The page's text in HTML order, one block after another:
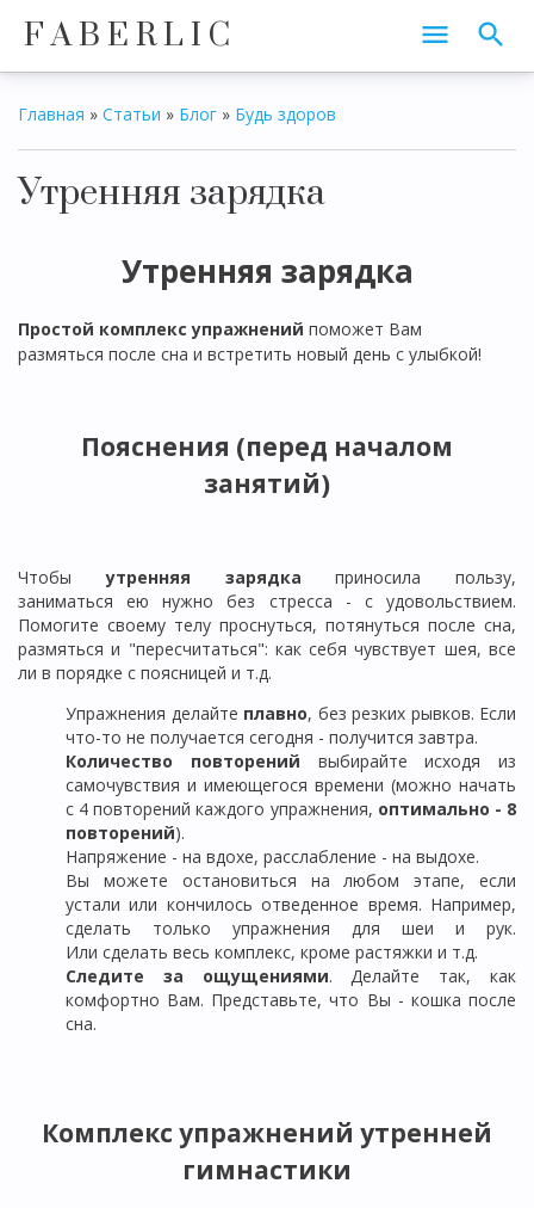
F A B E R L I C
Главная » Статьи » Блог » Будь здоров
Утренняя зарядка
Утренняя зарядка
Простой комплекс упражнений поможет Вам
размяться после сна и встретить новый день с улыбкой!
Пояснения (перед началом
занятий)
Чтобыутренняя зарядка приносила пользу,
заниматься ею нужно без стресса - с удовольствием.
Помогите своему телу проснуться, потянуться после сна,
размяться и "пересчитаться": как себя чувствует шея, все
ли в порядке с поясницей и т.д.
Упражнения делайте плавно, без резких рывков. Если
что-то не получается сегодня - получится завтра.
Количество повторений выбирайте исходя из
самочувствия и имеющегося времени (можно начать
с 4 повторений каждого упражнения, оптимально - 8
повторений).
Напряжение - на вдохе, расслабление - на выдохе.
Вы можете остановиться на любом этапе, если
устали или кончилось отведенное время. Например,
сделать только упражнения для шеи и рук.
Или сделать весь комплекс, кроме растяжки и т.д.
Следите за ощущениями. Делайте так, как
комфортно Вам. Представьте, что Вы - кошка после
сна.
Комплекс упражнений утренней
гимнастики